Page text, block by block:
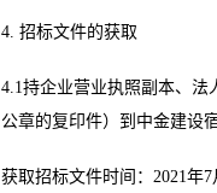
4. 招标文件的获取
4.1持企业营业执照副本、
公章的复印件）到中金建设
获取招标文件时间：2021年